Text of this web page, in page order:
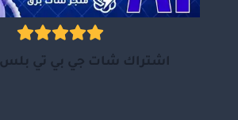
اشتراك شات جي بي تي بلس 6 أشهر